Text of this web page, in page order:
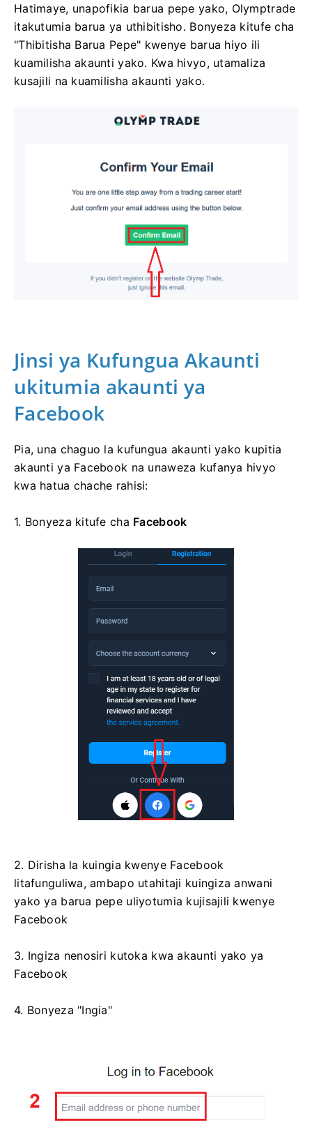
Hatimaye, unapofikia barua pepe yako, Olymptrade
itakutumia barua ya uthibitisho. Bonyeza kitufe cha
"Thibitisha Barua Pepe" kwenye barua hiyo ili
kuamilisha akaunti yako. Kwa hivyo, utamaliza
kusajili na kuamilisha akaunti yako.
Jinsi ya Kufungua Akaunti
ukitumia akaunti ya
Facebook
Pia, una chaguo la kufungua akaunti yako kupitia
akaunti ya Facebook na unaweza kufanya hivyo
kwa hatua chache rahisi:
1. Bonyeza kitufe cha Facebook
2. Dirisha la kuingia kwenye Facebook
litafunguliwa, ambapo utahitaji kuingiza anwani
yako ya barua pepe uliyotumia kujisajili kwenye
Facebook
3. Ingiza nenosiri kutoka kwa akaunti yako ya
Facebook
4. Bonyeza "Ingia"